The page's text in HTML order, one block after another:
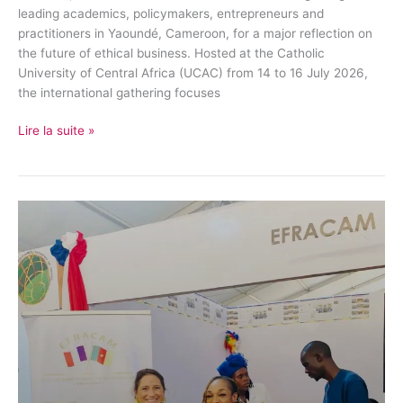
leading academics, policymakers, entrepreneurs and
practitioners in Yaoundé, Cameroon, for a major reflection on
the future of ethical business. Hosted at the Catholic
University of Central Africa (UCAC) from 14 to 16 July 2026,
the international gathering focuses
Lire la suite »
Cameroun,
les
élus
de
la
française
veulent